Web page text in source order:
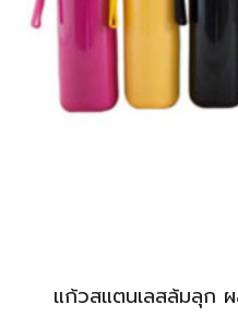
แก้วสแตนเลสล้มลุก